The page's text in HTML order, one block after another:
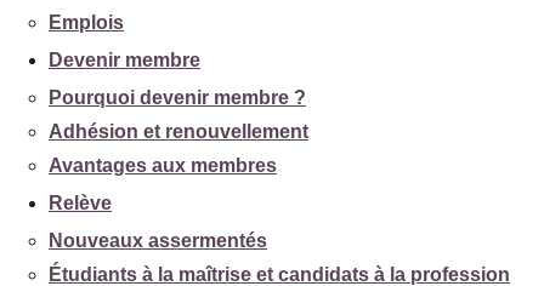
Emplois
Devenir membre
Pourquoi devenir membre ?
Adhésion et renouvellement
Avantages aux membres
Relève
Nouveaux assermentés
Étudiants à la maîtrise et candidats à la profession